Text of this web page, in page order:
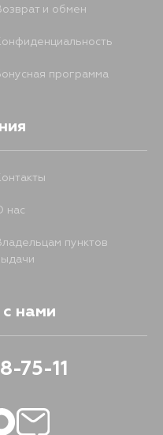
и обмен
программа
нас
пунктов
с нами
75-11